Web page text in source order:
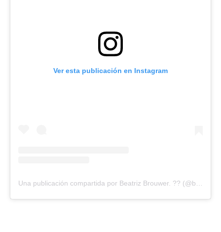
Ver esta publicación en Instagram
Una publicación compartida por Beatriz Brouwer. ?? (@beatriz_brouwer)